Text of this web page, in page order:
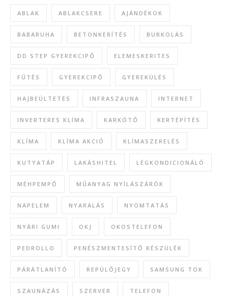
ABLAK ABLAKCSERE AJÁNDÉKOK
BABARUHA BETONKERÍTÉS BURKOLÁS
DD STEP GYEREKCIPŐ ELEMESKERITES
FŰTÉS GYEREKCIPŐ GYEREKÜLÉS
HAJBEÜLTETÉS INFRASZAUNA INTERNET
INVERTERES KLÍMA KARKÖTŐ KERTÉPÍTÉS
KLÍMA KLÍMA AKCIÓ KLÍMASZERELÉS
KUTYATÁP LAKÁSHITEL LÉGKONDICIONÁLÓ
MÉHPEMPŐ MŰANYAG NYÍLÁSZÁRÓK
NAPELEM NYARALÁS NYOMTATÁS
NYÁRI GUMI OKJ OKOSTELEFON
PEDROLLO PENÉSZMENTESÍTŐ KÉSZÜLÉK
PÁRÁTLANÍTÓ REPÜLŐJEGY SAMSUNG TOK
SZAUNÁZÁS SZERVER TELEFON